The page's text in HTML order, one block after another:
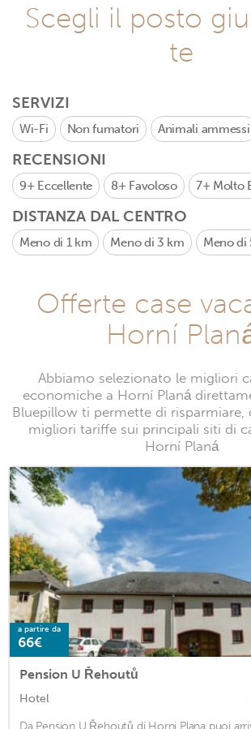
Scegli il posto
te
SERVIZI
Wi-Fi Non fumatori Animali ammessi
RECENSIONI
9+ Eccellente 8+ Favoloso 7+ Molto
DISTANZA DAL CENTRO
Meno di 1 km Meno di 3 km Meno di
Offerte case
Horní
Abbiamo selezionato le migliori
economiche a Horní Planá
Bluepillow ti permette di
migliori tariffe sui principali siti di
Horní Planá
a partire da
66€
Pension U Řehoutů
Hotel
Da Pension U Řehoutů di Horni Plana puoi